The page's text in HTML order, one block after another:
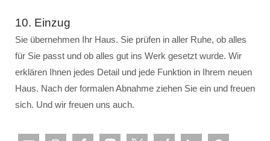
10. Einzug
Sie übernehmen Ihr Haus. Sie prüfen in aller Ruhe, ob alles
für Sie passt und ob alles gut ins Werk gesetzt wurde. Wir
erklären Ihnen jedes Detail und jede Funktion in Ihrem neuen
Haus. Nach der formalen Abnahme ziehen Sie ein und freuen
sich. Und wir freuen uns auch.